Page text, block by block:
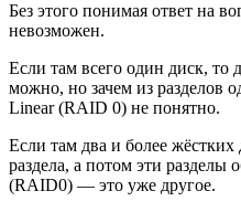
Без этого понимая ответ на
невозможен.
Если там всего один диск, то
можно, но зачем из разделов
Linear (RAID 0) не понятно.
Если там два и более
раздела, а потом эти
(RAID0) — это уже другое.